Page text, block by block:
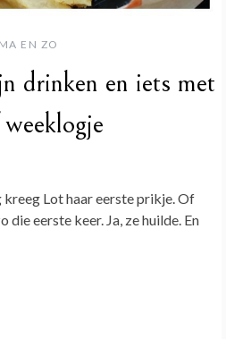
EN ZO
drinken en iets met
Lot haar eerste prikje. Of
eerste keer. Ja, ze huilde. En